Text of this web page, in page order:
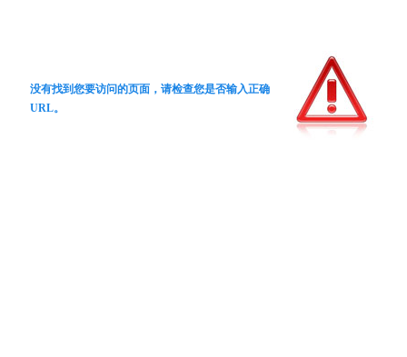
没有找到您要访问的页面，请检查您是否输入正确
URL。